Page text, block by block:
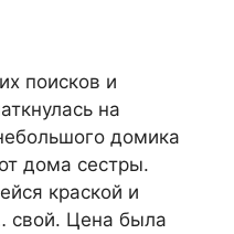
поисков и
на
домика
дома сестры.
краской и
свой. Цена была